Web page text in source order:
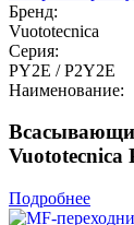
Бренд:
Vuototecnica
Серия:
PY2E / P2Y2E
Наименование:
Vuototecnica
Подробнее